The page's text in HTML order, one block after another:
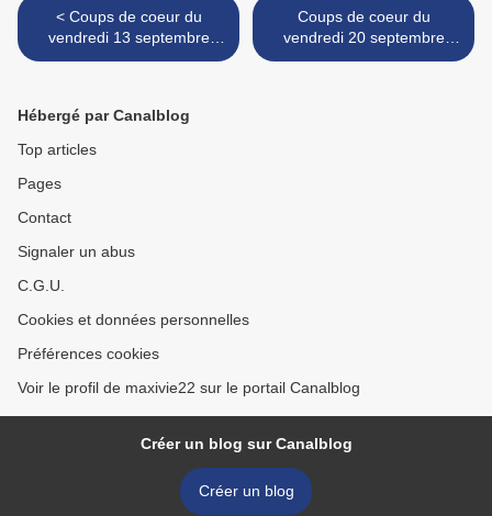
< Coups de coeur du
vendredi 13 septembre
2013
Coups de coeur du
vendredi 20 septembre
2013 >
Hébergé par Canalblog
Top articles
Pages
Contact
Signaler un abus
C.G.U.
Cookies et données personnelles
Préférences cookies
Voir le profil de maxivie22 sur le portail Canalblog
Créer un blog sur Canalblog
Créer un blog